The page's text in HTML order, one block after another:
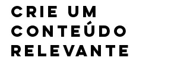
Crie um
Conteúdo
Relevante